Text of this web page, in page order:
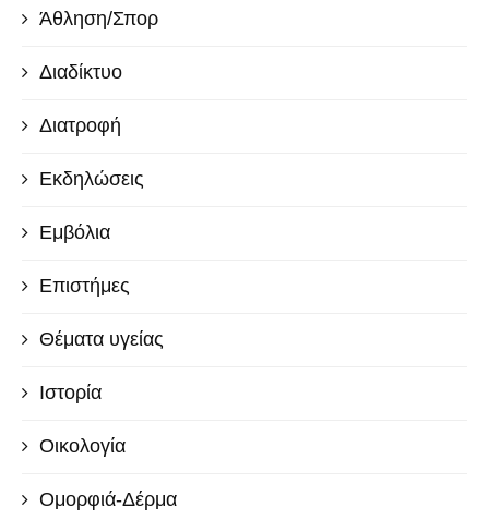
Άθληση/Σπορ
Διαδίκτυο
Διατροφή
Εκδηλώσεις
Εμβόλια
Επιστήμες
Θέματα υγείας
Ιστορία
Οικολογία
Ομορφιά-Δέρμα